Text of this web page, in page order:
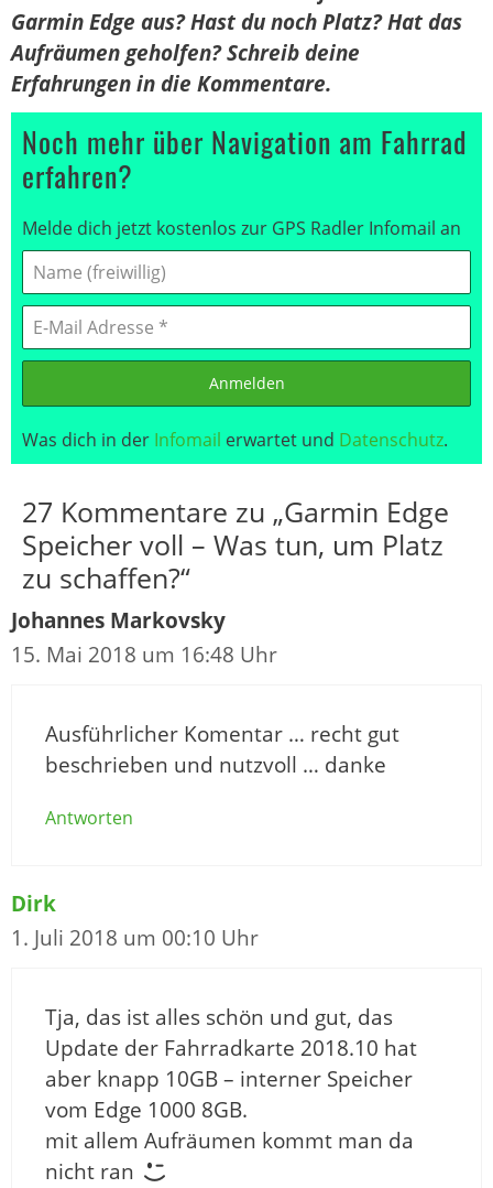
Garmin Edge aus? Hast du noch Platz? Hat das
Aufräumen geholfen? Schreib deine
Erfahrungen in die Kommentare.
Noch mehr über Navigation am Fahrrad
erfahren?
Melde dich jetzt kostenlos zur GPS Radler Infomail an
Anmelden
Was dich in der Infomail erwartet und Datenschutz.
27 Kommentare zu „Garmin Edge
Speicher voll – Was tun, um Platz
zu schaffen?“
Johannes Markovsky
15. Mai 2018 um 16:48 Uhr
Ausführlicher Komentar … recht gut
beschrieben und nutzvoll … danke
Antworten
Dirk
1. Juli 2018 um 00:10 Uhr
Tja, das ist alles schön und gut, das
Update der Fahrradkarte 2018.10 hat
aber knapp 10GB – interner Speicher
vom Edge 1000 8GB.
mit allem Aufräumen kommt man da
nicht ran